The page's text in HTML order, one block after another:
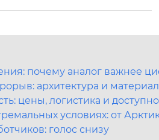
почему аналог важнее
архитектура и
цены, логистика и
условиях: от
голос снизу